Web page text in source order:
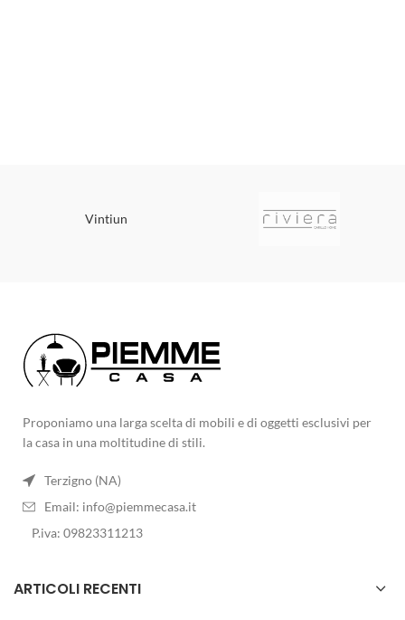
Vintiun
Proponiamo una larga scelta di mobili e di oggetti esclusivi per
la casa in una moltitudine di stili.
Terzigno (NA)
Email: info@piemmecasa.it
P.iva: 09823311213
ARTICOLI RECENTI